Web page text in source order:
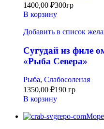
1400,00 ₽300гр
В корзину
Добавить в список
Сугудай из филе
«Рыба Севера»
Рыба, Слабосоленая
1350,00 ₽190 гр
В корзину